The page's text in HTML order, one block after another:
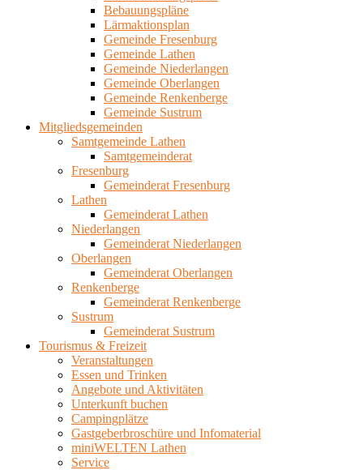
Bebauungspläne
Lärmaktionsplan
Gemeinde Fresenburg
Gemeinde Lathen
Gemeinde Niederlangen
Gemeinde Oberlangen
Gemeinde Renkenberge
Gemeinde Sustrum
Mitgliedsgemeinden
Samtgemeinde Lathen
Samtgemeinderat
Fresenburg
Gemeinderat Fresenburg
Lathen
Gemeinderat Lathen
Niederlangen
Gemeinderat Niederlangen
Oberlangen
Gemeinderat Oberlangen
Renkenberge
Gemeinderat Renkenberge
Sustrum
Gemeinderat Sustrum
Tourismus & Freizeit
Veranstaltungen
Essen und Trinken
Angebote und Aktivitäten
Unterkunft buchen
Campingplätze
Gastgeberbroschüre und Infomaterial
miniWELTEN Lathen
Service